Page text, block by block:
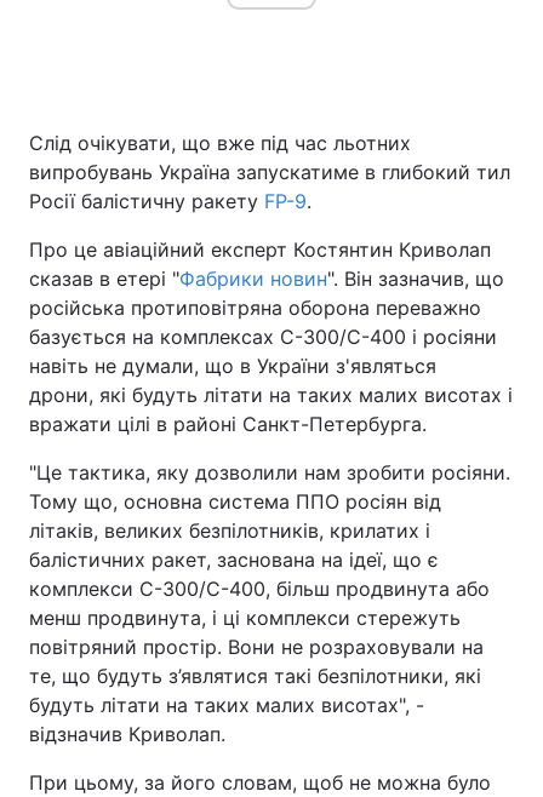
Слід очікувати, що вже під час льотних
випробувань Україна запускатиме в глибокий тил
Росії балістичну ракету FP-9.
Про це авіаційний експерт Костянтин Криволап
сказав в етері "Фабрики новин". Він зазначив, що
російська протиповітряна оборона переважно
базується на комплексах С-300/С-400 і росіяни
навіть не думали, що в України з'являться
дрони, які будуть літати на таких малих висотах і
вражати цілі в районі Санкт-Петербурга.
"Це тактика, яку дозволили нам зробити росіяни.
Тому що, основна система ППО росіян від
літаків, великих безпілотників, крилатих і
балістичних ракет, заснована на ідеї, що є
комплекси С-300/С-400, більш продвинута або
менш продвинута, і ці комплекси стережуть
повітряний простір. Вони не розраховували на
те, що будуть з’являтися такі безпілотники, які
будуть літати на таких малих висотах", -
відзначив Криволап.
При цьому, за його словам, щоб не можна було